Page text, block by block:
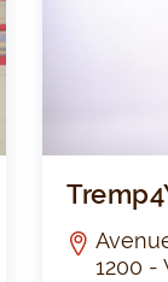
1200 -